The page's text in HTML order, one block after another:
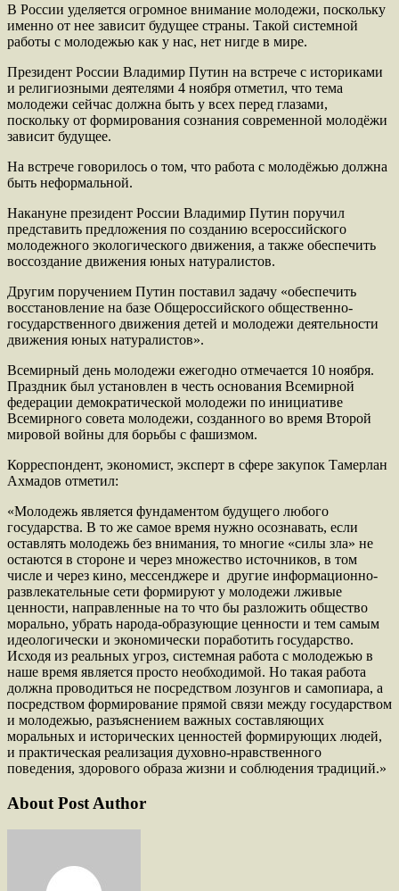
В России уделяется огромное внимание молодежи, поскольку
именно от нее зависит будущее страны. Такой системной
работы с молодежью как у нас, нет нигде в мире.
Президент России Владимир Путин на встрече с историками
и религиозными деятелями 4 ноября отметил, что тема
молодежи сейчас должна быть у всех перед глазами,
поскольку от формирования сознания современной молодёжи
зависит будущее.
На встрече говорилось о том, что работа с молодёжью должна
быть неформальной.
Накануне президент России Владимир Путин поручил
представить предложения по созданию всероссийского
молодежного экологического движения, а также обеспечить
воссоздание движения юных натуралистов.
Другим поручением Путин поставил задачу «обеспечить
восстановление на базе Общероссийского общественно-
государственного движения детей и молодежи деятельности
движения юных натуралистов».
Всемирный день молодежи ежегодно отмечается 10 ноября.
Праздник был установлен в честь основания Всемирной
федерации демократической молодежи по инициативе
Всемирного совета молодежи, созданного во время Второй
мировой войны для борьбы с фашизмом.
Корреспондент, экономист, эксперт в сфере закупок Тамерлан
Ахмадов отметил:
«Молодежь является фундаментом будущего любого
государства. В то же самое время нужно осознавать, если
оставлять молодежь без внимания, то многие «силы зла» не
остаются в стороне и через множество источников, в том
числе и через кино, мессенджере и другие информационно-
развлекательные сети формируют у молодежи лживые
ценности, направленные на то что бы разложить общество
морально, убрать народа-образующие ценности и тем самым
идеологически и экономически поработить государство.
Исходя из реальных угроз, системная работа с молодежью в
наше время является просто необходимой. Но такая работа
должна проводиться не посредством лозунгов и самопиара, а
посредством формирование прямой связи между государством
и молодежью, разъяснением важных составляющих
моральных и исторических ценностей формирующих людей,
и практическая реализация духовно-нравственного
поведения, здорового образа жизни и соблюдения традиций.»
About Post Author